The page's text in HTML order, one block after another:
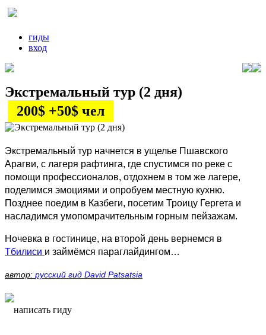
гиды
вход
Экстремальный тур (2 дня)
200$ +50$ чел
Экстремальный тур начнется в ущелье Пшавского
Арагви, с лагеря рафтинга, где спустимся по реке с
помощи профессионалов, отдохнем в том же лагере,
поделимся эмоциями и опробуем местную кухню.
Позднее поедим в Казбеги, посетим Троицу Гергета и
насладимся умопомрачительным горным пейзажам.
Ночевка в гостинице, на второй день вернемся в
Тбилиси и займёмся параглайдингом…
автор: русский гид David Patsatsia
написать гиду